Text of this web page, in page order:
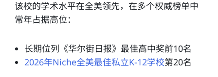
该校的学术水平在全美领先，在多个权威榜单中
常年占据高位：
长期位列《华尔街日报》最佳高中奖前10名
2026年Niche全美最佳私立K-12学校第20名